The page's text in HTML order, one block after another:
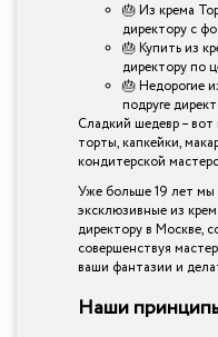
🎂 Из крема
директору с
🎂 Купить из
директору по
🎂 Недорогие
подруге
Сладкий шедевр –
торты, капкейки,
кондитерской
Уже больше 19 лет
эксклюзивные из
директору в Москве,
совершенствуя
ваши фантазии и
Наши